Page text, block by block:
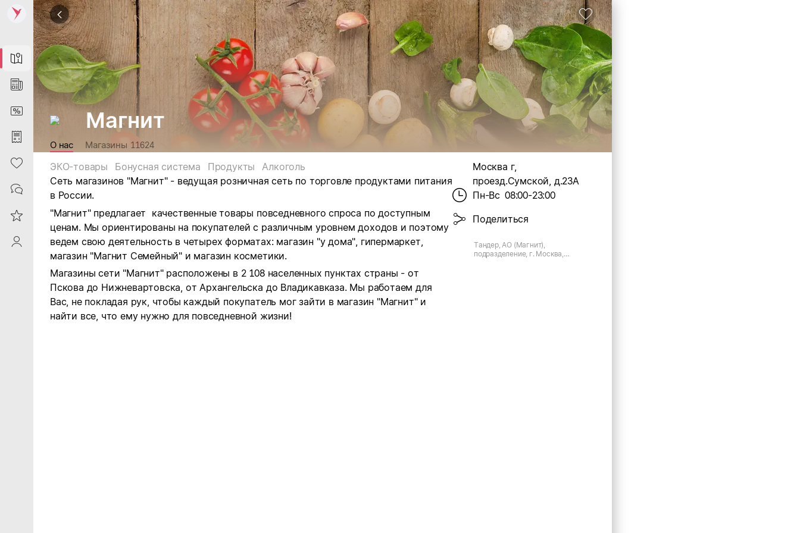
Map
News
DiscountCard
Purchases
Heart
Contacts
Reviews
ProfileSaby
Магнит
О нас Магазины 11624
ЭКО-товары Бонусная система Продукты
Алкоголь
Сеть магазинов "Магнит" - ведущая розничная сеть по торговле продуктами питания
в России.
"Магнит" предлагает качественные товары повседневного спроса по доступным
ценам. Мы ориентированы на покупателей с различным уровнем доходов и поэтому
ведем свою деятельность в четырех форматах: магазин "у дома", гипермаркет,
магазин "Магнит Семейный" и магазин косметики.
Магазины сети "Магнит" расположены в 2 108 населенных пунктах страны - от
Пскова до Нижневартовска, от Архангельска до Владикавказа. Мы работаем для
Вас, не покладая рук, чтобы каждый покупатель мог зайти в магазин "Магнит" и
найти все, что ему нужно для повседневной жизни!
Москва г,
проезд.Сумской, д.23А
Пн-Вс 08:00-23:00
Поделиться
Тандер, АО (Магнит),
подразделение, г. Москва,